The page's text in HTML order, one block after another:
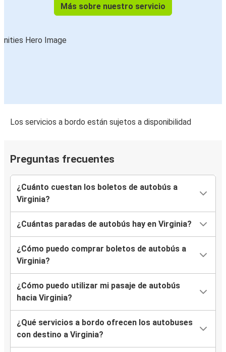
Más sobre nuestro servicio
Los servicios a bordo están sujetos a disponibilidad
Preguntas frecuentes
¿Cuánto cuestan los boletos de autobús a
Virginia?
¿Cuántas paradas de autobús hay en Virginia?
¿Cómo puedo comprar boletos de autobús a
Virginia?
¿Cómo puedo utilizar mi pasaje de autobús
hacia Virginia?
¿Qué servicios a bordo ofrecen los autobuses
con destino a Virginia?